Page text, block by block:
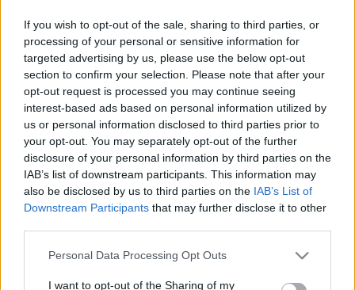
If you wish to opt-out of the sale, sharing to third parties, or
processing of your personal or sensitive information for
targeted advertising by us, please use the below opt-out
section to confirm your selection. Please note that after your
opt-out request is processed you may continue seeing
interest-based ads based on personal information utilized by
us or personal information disclosed to third parties prior to
your opt-out. You may separately opt-out of the further
disclosure of your personal information by third parties on the
IAB’s list of downstream participants. This information may
also be disclosed by us to third parties on the IAB’s List of
Downstream Participants that may further disclose it to other
Please note that this website/app uses one or more Google
not limited to your visit or usage behaviour. You may click to
Personal Data Processing Opt Outs
I want to opt-out of the Sharing of my
megválaszolatlan kérdés.
ELŐBB AKART BÖRTÖNBE VONULNI, EZÉRT
ÚJABB BŰNCSELEKMÉNYT KÖVETETT EL EGY
FÉRFI GYŐRBEN!
2025. Április. 08. 09:22
Nem volt kedve megvárni a behívót, elintézte magának, hogy
hamarabb hűsölhessen.
MÁR AUGUSZTUS KÖZEPÉRE KIÜRÍTIK A GYŐRI
BÖRTÖNT
2024. augusztus. 09. 07:36
A Telex úgy tudja, több dolgozó is felmondási szándékát jelezte.
BEZÁRJÁK A GYŐRI BÖRTÖNT
2024. július. 03. 14:02